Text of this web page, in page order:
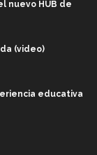
nuevo HUB de
(video)
educativa